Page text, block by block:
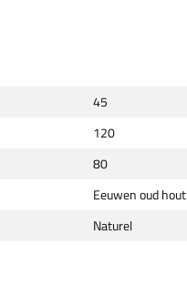
45
120
80
Eeuwen oud hout
Naturel